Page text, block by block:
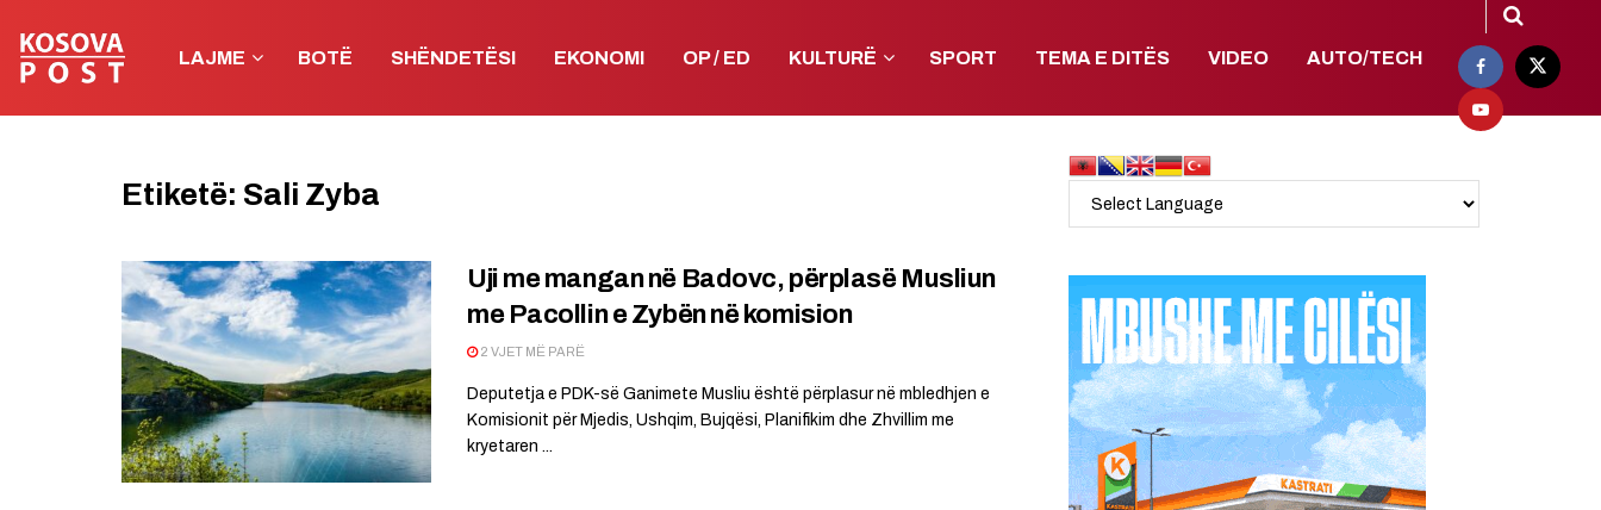
LAJME BOTË SHËNDETËSI EKONOMI OP / ED KULTURË SPORT TEMA E DITËS VIDEO AUTO/TECH
Etiketë: Sali Zyba
Uji me mangan në Badovc, përplasë Musliun
me Pacollin e Zybën në komision
2 VJET MË PARË
Deputetja e PDK-së Ganimete Musliu është përplasur në mbledhjen e
Komisionit për Mjedis, Ushqim, Bujqësi, Planifikim dhe Zhvillim me
kryetaren ...